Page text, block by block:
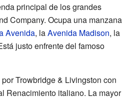
principal de los grandes
Company. Ocupa una manzana
Avenida, laAvenida Madison, la
justo enfrente del famoso
Trowbridge & Livingston con
Renacimiento italiano. La mayor